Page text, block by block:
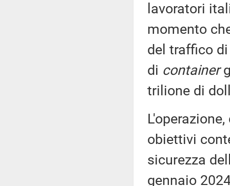
lavoratori
momento
del traffico
di container
trilione di
obiettivi
sicurezza
gennaio